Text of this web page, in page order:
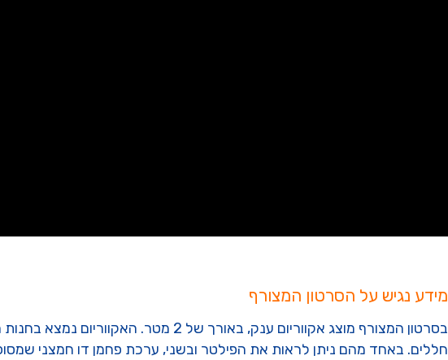
מידע נגיש על הסרטון המצורף
בסרטון המצורף מוצג אקווריום ענק,
חללים. באחד מהם ניתן לראות את הפילטר ובשני, ערכת פחמן דו חמצני